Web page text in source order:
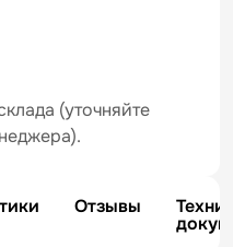
(уточняйте
Отзывы